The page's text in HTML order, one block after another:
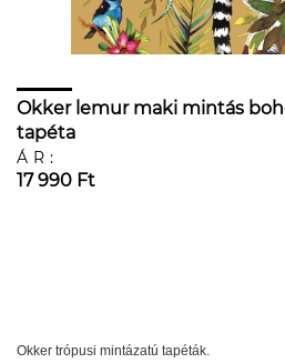
Okker lemur maki mintás
tapéta
ÁR:
17 990 Ft
Okker trópusi mintázatú tapéták.